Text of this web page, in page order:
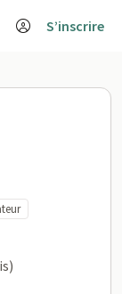
S’inscrire